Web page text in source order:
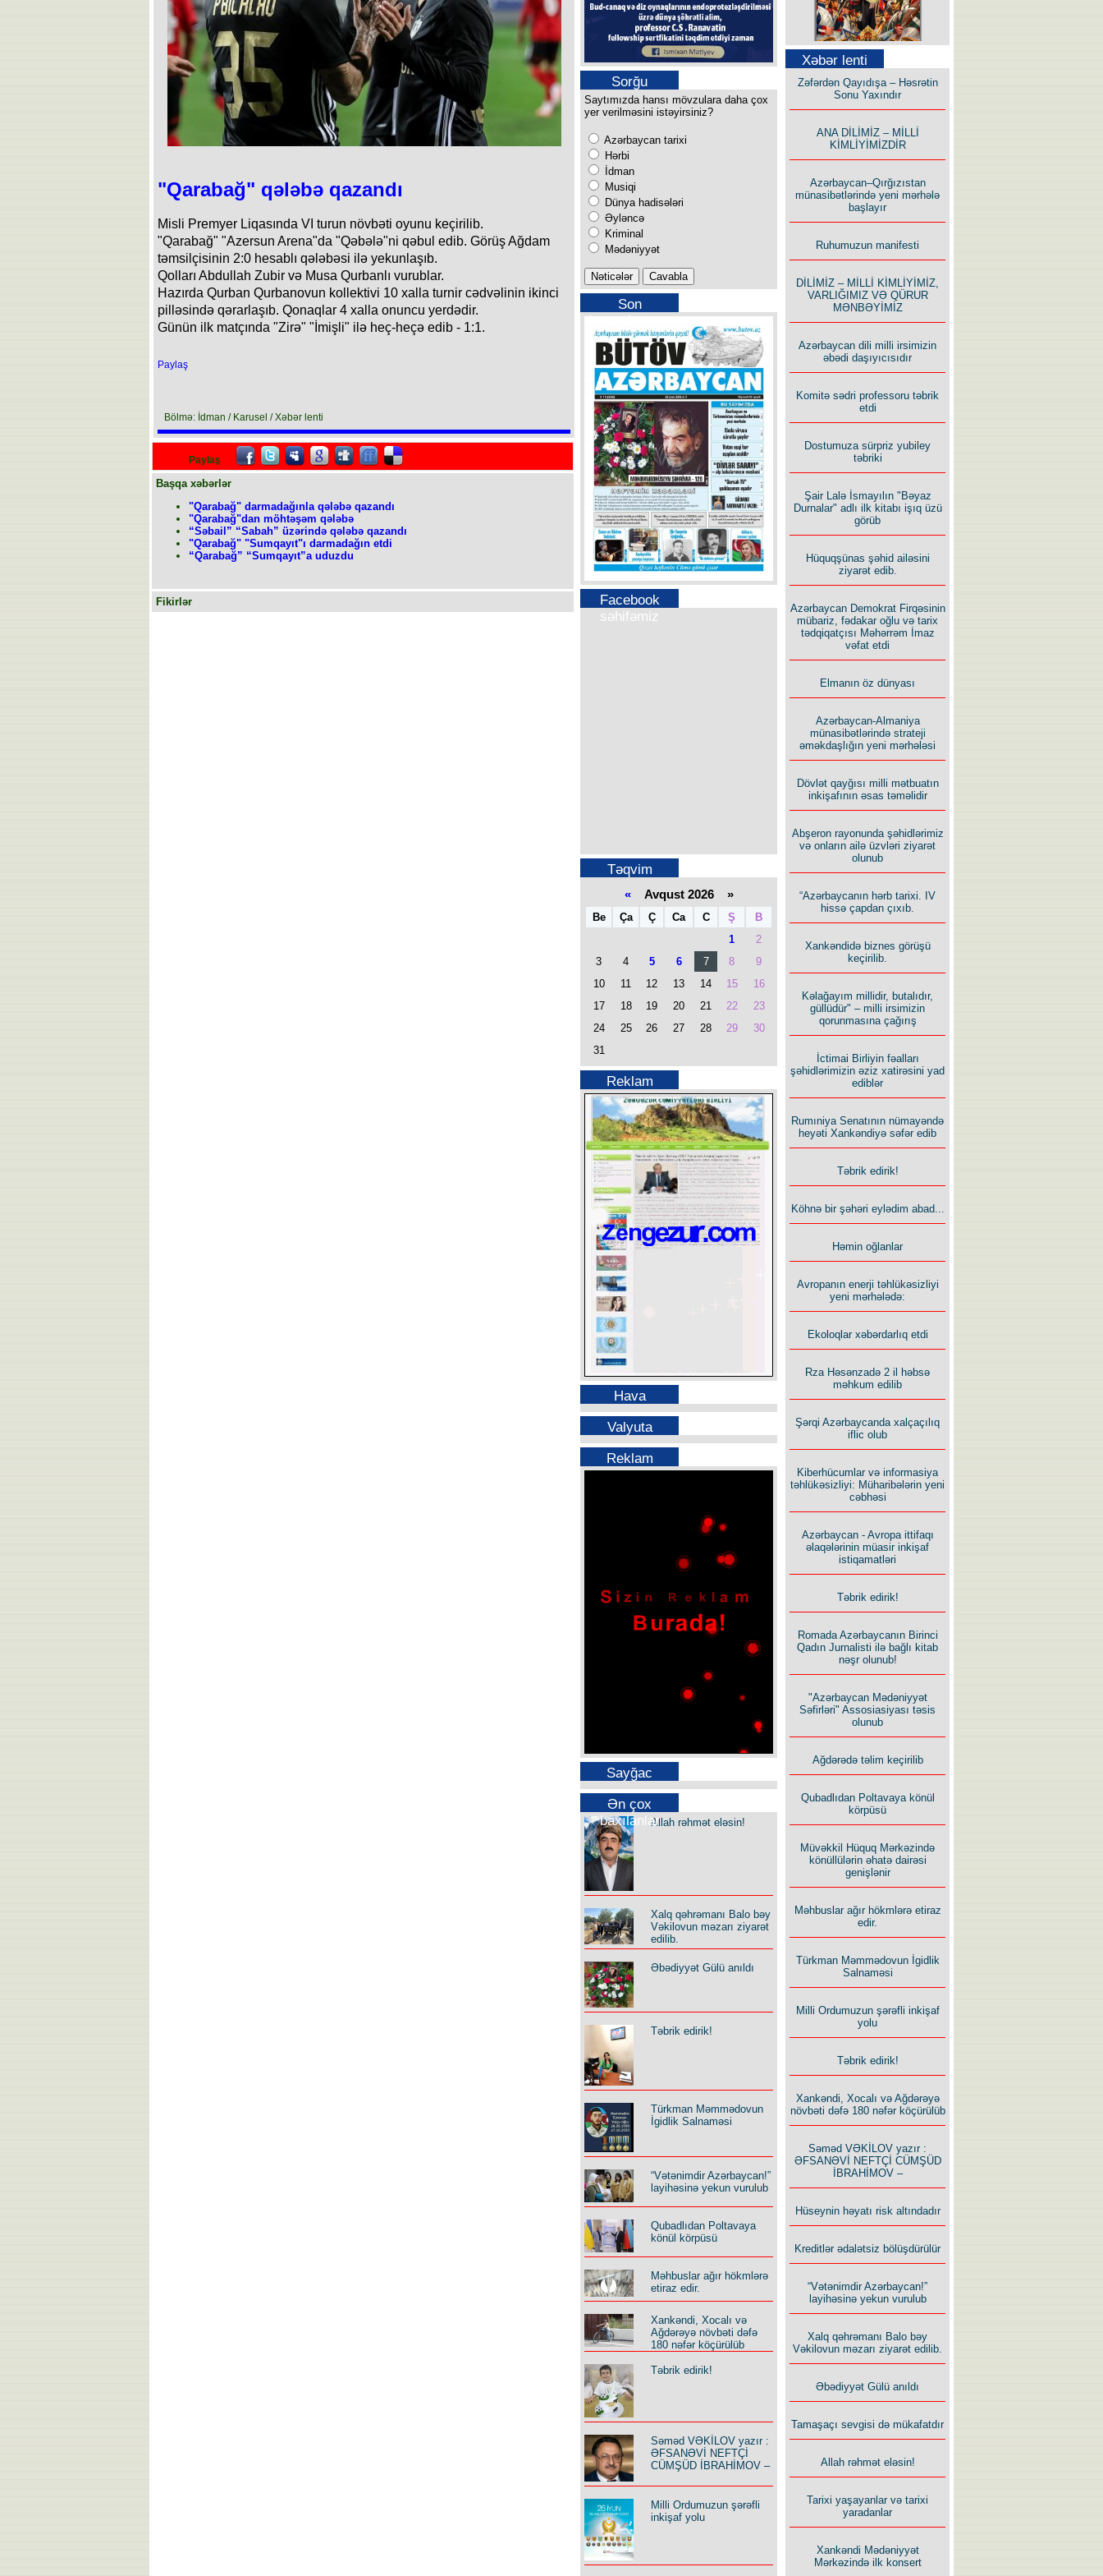
"Qarabağ" qələbə qazandı
Misli Premyer Liqasında VI turun növbəti oyunu keçirilib.
"Qarabağ" "Azersun Arena"da "Qəbələ"ni qəbul edib. Görüş Ağdam
təmsilçisinin 2:0 hesablı qələbəsi ilə yekunlaşıb.
Qolları Abdullah Zubir və Musa Qurbanlı vurublar.
Hazırda Qurban Qurbanovun kollektivi 10 xalla turnir cədvəlinin ikinci
pilləsində qərarlaşıb. Qonaqlar 4 xalla onuncu yerdədir.
Günün ilk matçında "Zirə" "İmişli" ilə heç-heçə edib - 1:1.
Paylaş
Bölmə: İdman / Karusel / Xəbər lenti
Paylaş
Başqa xəbərlər
"Qarabağ" darmadağınla qələbə qazandı
"Qarabağ"dan möhtəşəm qələbə
“Səbail” “Sabah” üzərində qələbə qazandı
"Qarabağ" "Sumqayıt"ı darmadağın etdi
“Qarabağ” “Sumqayıt”a uduzdu
Fikirlər
Sorğu
Saytımızda hansı mövzulara daha çox
yer verilməsini istəyirsiniz?
Azərbaycan tarixi
Hərbi
İdman
Musiqi
Dünya hadisələri
Əyləncə
Kriminal
Mədəniyyət
Son
buraxılışımız
Facebook
səhifəmiz
Təqvim
«Avqust 2026 »
Be Ça Ç Ca C Ş
B
1
2
3
4 5 6 7 8
9
10
11 12 13 14 15
16
17
18 19 20 21 22
23
24
25 26 27 28 29
30
31
Reklam
Hava
Valyuta
Reklam
Sayğac
Ən çox
baxılanlarAllah rəhmət eləsin!
Xalq qəhrəmanı Balo bəy
Vəkilovun məzarı ziyarət
edilib.
Əbədiyyət Gülü anıldı
Təbrik edirik!
Türkman Məmmədovun
İgidlik Salnaməsi
“Vətənimdir Azərbaycan!”
layihəsinə yekun vurulub
Qubadlıdan Poltavaya
könül körpüsü
Məhbuslar ağır hökmlərə
etiraz edir.
Xankəndi, Xocalı və
Ağdərəyə növbəti dəfə
180 nəfər köçürülüb
Təbrik edirik!
Səməd VƏKİLOV yazır :
ƏFSANƏVİ NEFTÇİ
CÜMŞÜD İBRAHİMOV –
Milli Ordumuzun şərəfli
inkişaf yolu
Səfər Alışarlı yazır
Bu yolda mən varam!
İlham İsmayıl yazır:
Rusiyanın süqutunu qaçılmaz
edən beş şərt
Xəbər lenti
Zəfərdən Qayıdışa – Həsrətin
Sonu Yaxındır
ANA DİLİMİZ – MİLLİ
KİMLİYİMİZDİR
Azərbaycan–Qırğızıstan
münasibətlərində yeni mərhələ
başlayır
Ruhumuzun manifesti
DİLİMİZ – MİLLİ KİMLİYİMİZ,
VARLIĞIMIZ VƏ QÜRUR
MƏNBƏYİMİZ
Azərbaycan dili milli irsimizin
əbədi daşıyıcısıdır
Komitə sədri professoru təbrik
etdi
Dostumuza sürpriz yubiley
təbriki
Şair Lalə İsmayılın "Bəyaz
Durnalar" adlı ilk kitabı işıq üzü
görüb
Hüquqşünas şəhid ailəsini
ziyarət edib.
Azərbaycan Demokrat Firqəsinin
mübariz, fədakar oğlu və tarix
tədqiqatçısı Məhərrəm İmaz
vəfat etdi
Elmanın öz dünyası
Azərbaycan-Almaniya
münasibətlərində strateji
əməkdaşlığın yeni mərhələsi
Dövlət qayğısı milli mətbuatın
inkişafının əsas təməlidir
Abşeron rayonunda şəhidlərimiz
və onların ailə üzvləri ziyarət
olunub
“Azərbaycanın hərb tarixi. IV
hissə çapdan çıxıb.
Xankəndidə biznes görüşü
keçirilib.
Kəlağayım millidir, butalıdır,
güllüdür" – milli irsimizin
qorunmasına çağırış
İctimai Birliyin fəalları
şəhidlərimizin əziz xatirəsini yad
ediblər
Rumıniya Senatının nümayəndə
heyəti Xankəndiyə səfər edib
Təbrik edirik!
Köhnə bir şəhəri eylədim abad...
Həmin oğlanlar
Avropanın enerji təhlükəsizliyi
yeni mərhələdə:
Ekoloqlar xəbərdarlıq etdi
Rza Həsənzadə 2 il həbsə
məhkum edilib
Şərqi Azərbaycanda xalçaçılıq
iflic olub
Kiberhücumlar və informasiya
təhlükəsizliyi: Müharibələrin yeni
cəbhəsi
Azərbaycan - Avropa ittifaqı
əlaqələrinin müasir inkişaf
istiqamatləri
Təbrik edirik!
Romada Azərbaycanın Birinci
Qadın Jurnalisti ilə bağlı kitab
nəşr olunub!
"Azərbaycan Mədəniyyət
Səfirləri" Assosiasiyası təsis
olunub
Ağdərədə təlim keçirilib
Qubadlıdan Poltavaya könül
körpüsü
Müvəkkil Hüquq Mərkəzində
könüllülərin əhatə dairəsi
genişlənir
Məhbuslar ağır hökmlərə etiraz
edir.
Türkman Məmmədovun İgidlik
Salnaməsi
Milli Ordumuzun şərəfli inkişaf
yolu
Təbrik edirik!
Xankəndi, Xocalı və Ağdərəyə
növbəti dəfə 180 nəfər köçürülüb
Səməd VƏKİLOV yazır :
ƏFSANƏVİ NEFTÇİ CÜMŞÜD
İBRAHİMOV –
Hüseynin həyatı risk altındadır
Kreditlər ədalətsiz bölüşdürülür
“Vətənimdir Azərbaycan!”
layihəsinə yekun vurulub
Xalq qəhrəmanı Balo bəy
Vəkilovun məzarı ziyarət edilib.
Əbədiyyət Gülü anıldı
Tamaşaçı sevgisi də mükafatdır
Allah rəhmət eləsin!
Tarixi yaşayanlar və tarixi
yaradanlar
Xankəndi Mədəniyyət
Mərkəzində ilk konsert